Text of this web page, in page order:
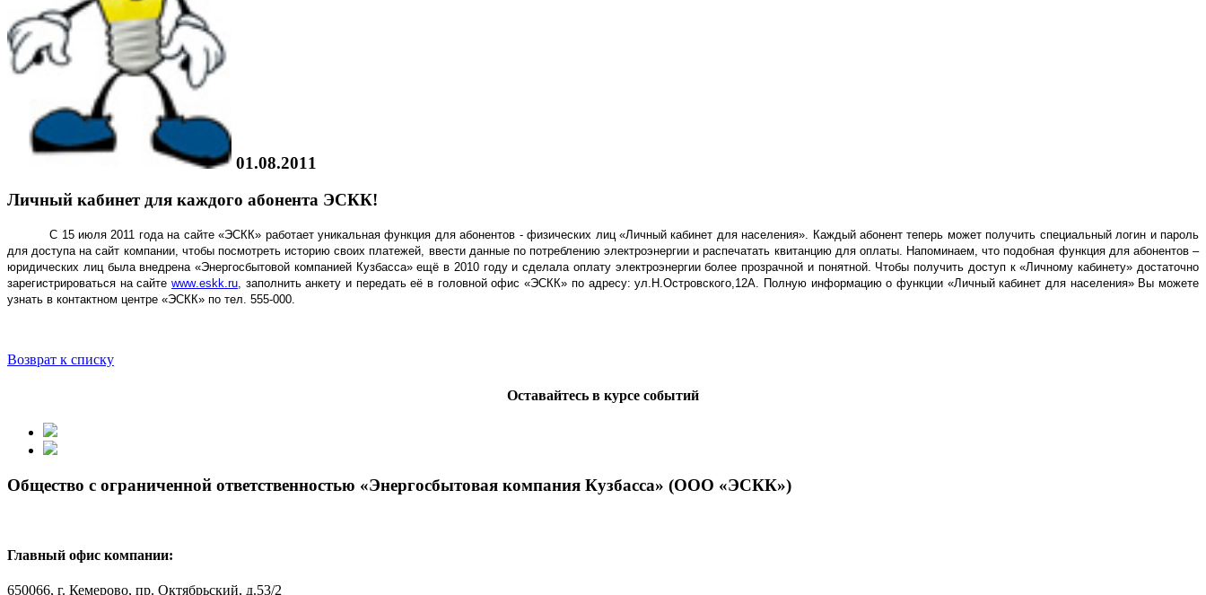
01.08.2011
Личный кабинет для каждого абонента ЭСКК!
С 15 июля 2011 года на сайте «ЭСКК» работает уникальная функция для абонентов - физических лиц «Личный кабинет для населения». Каждый абонент теперь может получить специальный логин и пароль
для доступа на сайт компании, чтобы посмотреть историю своих платежей, ввести данные по потреблению электроэнергии и распечатать квитанцию для оплаты. Напоминаем, что подобная функция для абонентов –
юридических лиц была внедрена «Энергосбытовой компанией Кузбасса» ещё в 2010 году и сделала оплату электроэнергии более прозрачной и понятной. Чтобы получить доступ к «Личному кабинету» достаточно
зарегистрироваться на сайтеwww.eskk.ru, заполнить анкету и передать её в головной офис «ЭСКК» по адресу: ул.Н.Островского,12А. Полную информацию о функции «Личный кабинет для населения» Вы можете
узнать в контактном центре «ЭСКК» по тел. 555-000.
Возврат к списку
Оставайтесь в курсе событий
Общество с ограниченной ответственностью «Энергосбытовая компания Кузбасса» (ООО «ЭСКК»)
Главный офис компании:
650066, г. Кемерово, пр. Октябрьский, д.53/2